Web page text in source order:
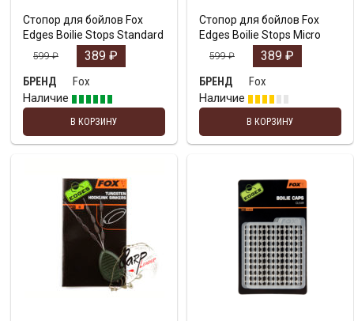
Стопор для бойлов Fox
Edges Boilie Stops Standard
599₽ 389 ₽
БРЕНД
Fox
Наличие
В КОРЗИНУ
Стопор для бойлов Fox
Edges Boilie Stops Micro
599₽ 389 ₽
БРЕНД
Fox
Наличие
В КОРЗИНУ